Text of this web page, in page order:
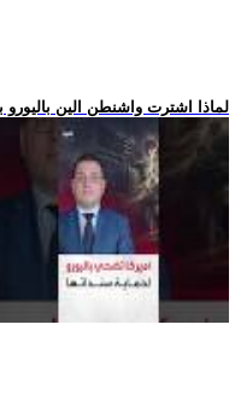
.. لماذا اشترت واشنطن الين باليورو